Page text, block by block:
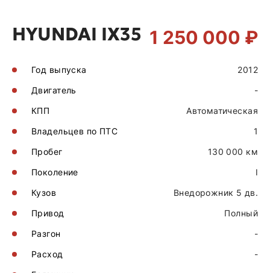
HYUNDAI IX35 1 250 000 ₽
Год выпуска
2012
Двигатель
-
КПП
Автоматическая
Владельцев по ПТС
1
Пробег
130 000 км
Поколение
I
Кузов
Внедорожник 5 дв.
Привод
Полный
Разгон
-
Расход
-